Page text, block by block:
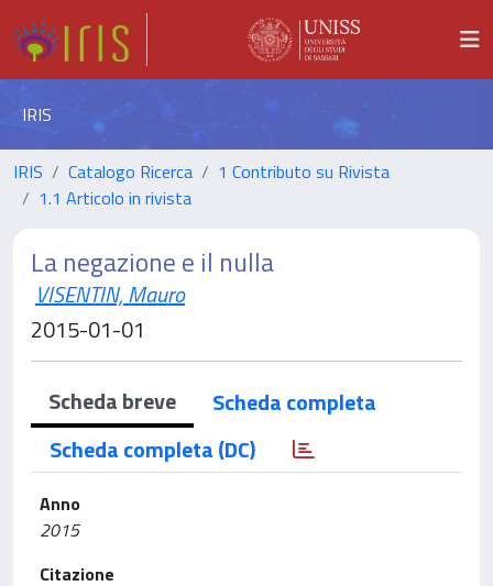
IRIS
IRIS Catalogo Ricerca
1 Contributo su Rivista
1.1 Articolo in rivista
La negazione e il nulla
VISENTIN, Mauro
2015-01-01
Scheda breve
Scheda completa
Scheda completa (DC)
Anno
2015
Citazione